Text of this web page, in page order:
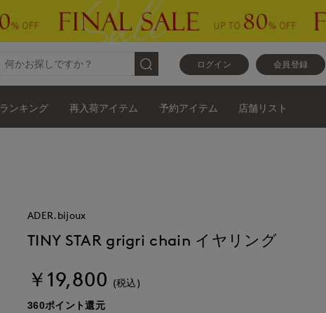
ログイン 会員登録
ランキング 再入荷アイテム 予約アイテム 店舗リスト
ADER.bijoux
TINY STAR grigri chain イヤリング
￥19,800 (税込)
360ポイント還元